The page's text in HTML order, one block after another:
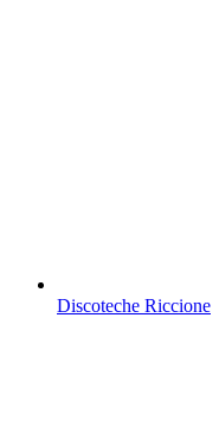
Discoteche Riccione